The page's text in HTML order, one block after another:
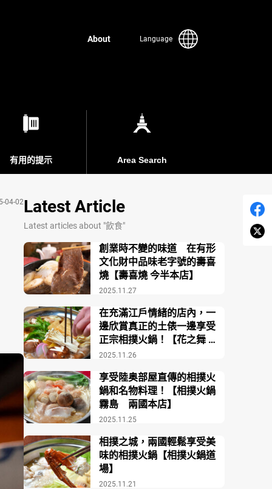
About Language
有用的提示 Area Search
04-02Latest Article
Latest articles about "飲食"
2025.11.27
創業時不變的味道 在有形
文化財中品味老字號的壽喜
燒【壽喜燒 今半本店】
2025.11.26
在充滿江戶情緒的店內，一
邊欣賞真正的土俵一邊享受
正宗相撲火鍋！【花之舞 江
戶東京博物館前店】
2025.11.25
享受陸奥部屋直傳的相撲火
鍋和名物料理！【相撲火鍋
霧島 兩國本店】
2025.11.21
相撲之城，兩國輕鬆享受美
味的相撲火鍋【相撲火鍋道
場】